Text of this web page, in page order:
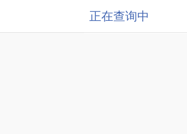
正在查询中